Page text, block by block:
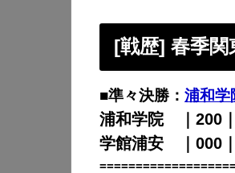
[戦歴] 春季関
■準々決勝： 浦和学
浦和学院 ｜200
学館浦安 ｜000